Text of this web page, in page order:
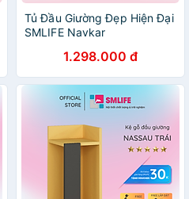
Tủ Đầu Giường Đẹp Hiện Đại
SMLIFE Navkar
1.298.000 đ